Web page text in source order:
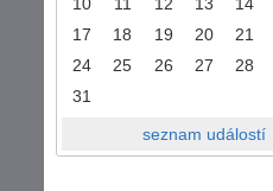
17
18 19 20 21
24
25 26 27 28
31
seznam událostí